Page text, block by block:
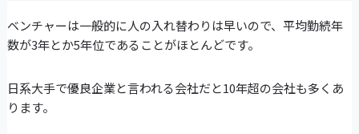
ベンチャーは一般的に人の入れ替わりは早いので、平均勤続年
数が3年とか5年位であることがほとんどです。
日系大手で優良企業と言われる会社だと10年超の会社も多くあ
ります。